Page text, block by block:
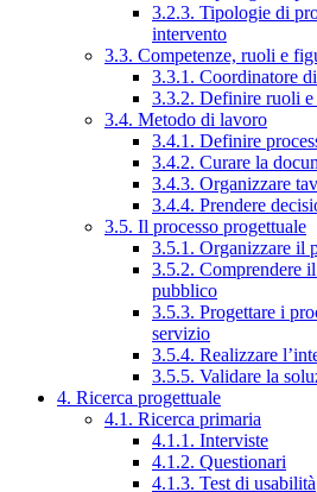
3.2.3. Tipologie di
intervento
3.3. Competenze, ruoli e
3.3.1. Coordinatore
3.3.2. Definire ruoli e
3.4. Metodo di lavoro
3.4.1. Definire
3.4.2. Curare la
3.4.3. Organizzare
3.4.4. Prendere
3.5. Il processo progettuale
3.5.1. Organizzare il
3.5.2. Comprendere
pubblico
3.5.3. Progettare i
servizio
3.5.4. Realizzare
3.5.5. Validare la
4. Ricerca progettuale
4.1. Ricerca primaria
4.1.1. Interviste
4.1.2. Questionari
4.1.3. Test di usabilità